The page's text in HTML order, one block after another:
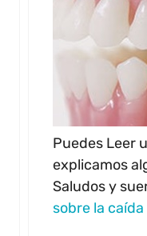
Puedes Leer
explicamos
Saludos y
sobre la